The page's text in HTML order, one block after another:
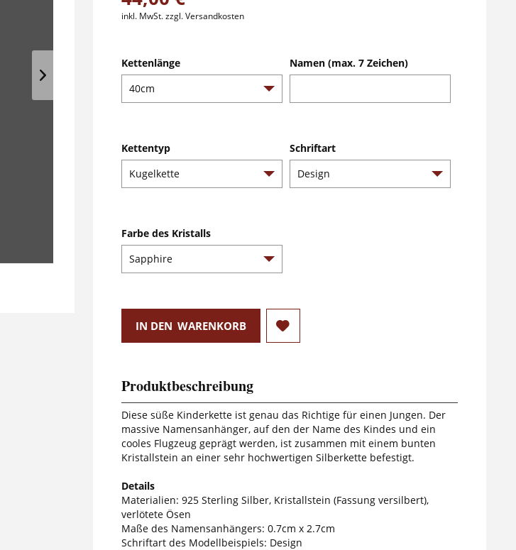
inkl. MwSt.zzgl. Versandkosten
Kettenlänge
Kettentyp
Namen (max. 7 Zeichen)
Schriftart
Farbe des Kristalls
IN DEN WARENKORB
Produktbeschreibung
Diese süße Kinderkette ist genau das Richtige für einen Jungen. Der
massive Namensanhänger, auf den der Name des Kindes und ein
cooles Flugzeug geprägt werden, ist zusammen mit einem bunten
Kristallstein an einer sehr hochwertigen Silberkette befestigt.
Details
Materialien: 925 Sterling Silber, Kristallstein (Fassung versilbert),
verlötete Ösen
Maße des Namensanhängers: 0.7cm x 2.7cm
Schriftart des Modellbeispiels: Design